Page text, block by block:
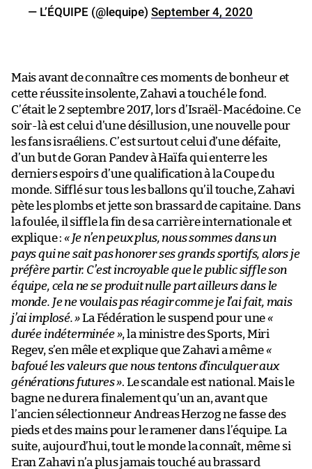
— L’ÉQUIPE (@lequipe) September 4, 2020
Mais avant de connaître ces moments de bonheur et
cette réussite insolente, Zahavi a touché le fond.
C’était le 2 septembre 2017, lors d’Israël-Macédoine. Ce
soir-là est celui d’une désillusion, une nouvelle pour
les fans israéliens. C’est surtout celui d’une défaite,
d’un but de Goran Pandev à Haïfa qui enterre les
derniers espoirs d’une qualification à la Coupe du
monde. Sifflé sur tous les ballons qu’il touche, Zahavi
pète les plombs et jette son brassard de capitaine. Dans
la foulée, il siffle la fin de sa carrière internationale et
explique :« Je n’en peux plus, nous sommes dans un
pays qui ne sait pas honorer ses grands sportifs, alors je
préfère partir. C’est incroyable que le public siffle son
équipe, cela ne se produit nulle part ailleurs dans le
monde. Je ne voulais pas réagir comme je l’ai fait, mais
j’ai implosé. »La Fédération le suspend pour une«
durée indéterminée », la ministre des Sports, Miri
Regev, s’en mêle et explique que Zahavi a même«
bafoué les valeurs que nous tentons d’inculquer aux
générations futures ». Le scandale est national. Mais le
bagne ne durera finalement qu’un an, avant que
l’ancien sélectionneur Andreas Herzog ne fasse des
pieds et des mains pour le ramener dans l’équipe. La
suite, aujourd’hui, tout le monde la connaît, même si
Eran Zahavi n’a plus jamais touché au brassard